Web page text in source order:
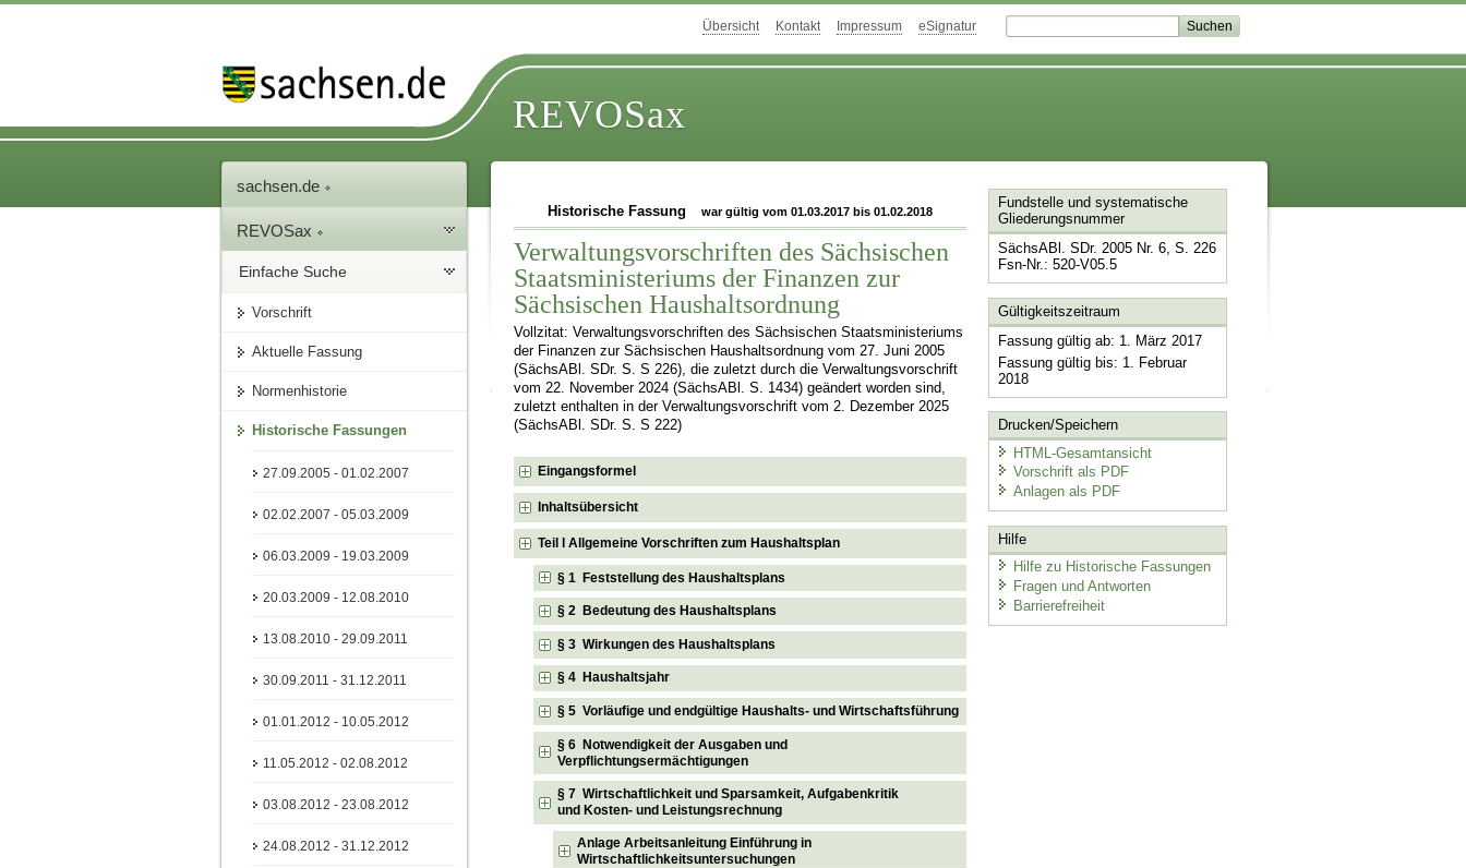
Übersicht Kontakt Impressum eSignatur
REVOSax
sachsen.de
REVOSax
Einfache Suche
Vorschrift
Aktuelle Fassung
Normenhistorie
Historische Fassungen
27.09.2005 - 01.02.2007
02.02.2007 - 05.03.2009
06.03.2009 - 19.03.2009
20.03.2009 - 12.08.2010
13.08.2010 - 29.09.2011
30.09.2011 - 31.12.2011
01.01.2012 - 10.05.2012
11.05.2012 - 02.08.2012
03.08.2012 - 23.08.2012
24.08.2012 - 31.12.2012
Historische Fassung war gültig vom 01.03.2017 bis 01.02.2018
Verwaltungsvorschriften des Sächsischen
Staatsministeriums der Finanzen zur
Sächsischen Haushaltsordnung
Vollzitat: Verwaltungsvorschriften des Sächsischen Staatsministeriums
der Finanzen zur Sächsischen Haushaltsordnung vom 27. Juni 2005
(SächsABl. SDr. S. S 226), die zuletzt durch die Verwaltungsvorschrift
vom 22. November 2024 (SächsABl. S. 1434) geändert worden sind,
zuletzt enthalten in der Verwaltungsvorschrift vom 2. Dezember 2025
(SächsABl. SDr. S. S 222)
Eingangsformel
Inhaltsübersicht
Teil l Allgemeine Vorschriften zum Haushaltsplan
§ 1 Feststellung des Haushaltsplans
§ 2 Bedeutung des Haushaltsplans
§ 3 Wirkungen des Haushaltsplans
§ 4 Haushaltsjahr
§ 5 Vorläufige und endgültige Haushalts- und Wirtschaftsführung
§ 6 Notwendigkeit der Ausgaben und
Verpflichtungsermächtigungen
§ 7 Wirtschaftlichkeit und Sparsamkeit, Aufgabenkritik
und Kosten- und Leistungsrechnung
Anlage Arbeitsanleitung Einführung in
Wirtschaftlichkeitsuntersuchungen
Fundstelle und systematische
Gliederungsnummer
SächsABl. SDr. 2005 Nr. 6, S. 226
Fsn-Nr.: 520-V05.5
Gültigkeitszeitraum
Fassung gültig ab: 1. März 2017
Fassung gültig bis: 1. Februar
2018
Drucken/Speichern
HTML-Gesamtansicht
Vorschrift als PDF
Anlagen als PDF
Hilfe
Hilfe zu Historische Fassungen
Fragen und Antworten
Barrierefreiheit